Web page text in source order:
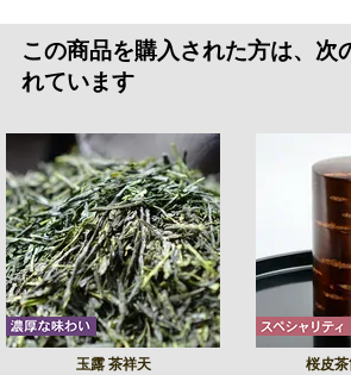
この商品を購入された方は、次
れています
玉露 茶祥天
桜皮